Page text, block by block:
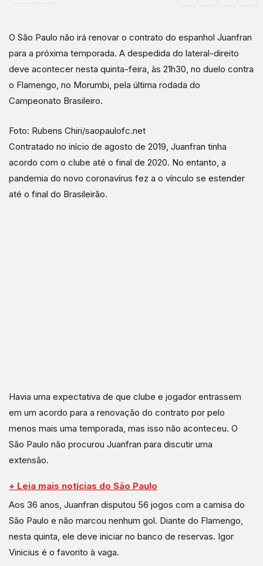
O São Paulo não irá renovar o contrato do espanhol Juanfran
para a próxima temporada. A despedida do lateral-direito
deve acontecer nesta quinta-feira, às 21h30, no duelo contra
o Flamengo, no Morumbi, pela última rodada do
Campeonato Brasileiro.
Foto: Rubens Chiri/saopaulofc.net
Contratado no início de agosto de 2019, Juanfran tinha
acordo com o clube até o final de 2020. No entanto, a
pandemia do novo coronavírus fez a o vínculo se estender
até o final do Brasileirão.
Havia uma expectativa de que clube e jogador entrassem
em um acordo para a renovação do contrato por pelo
menos mais uma temporada, mas isso não aconteceu. O
São Paulo não procurou Juanfran para discutir uma
extensão.
+ Leia mais notícias do São Paulo
Aos 36 anos, Juanfran disputou 56 jogos com a camisa do
São Paulo e não marcou nenhum gol. Diante do Flamengo,
nesta quinta, ele deve iniciar no banco de reservas. Igor
Vinicius é o favorito à vaga.